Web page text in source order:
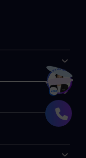
Bạn muốn hiểu thêm?Xem chi tiết